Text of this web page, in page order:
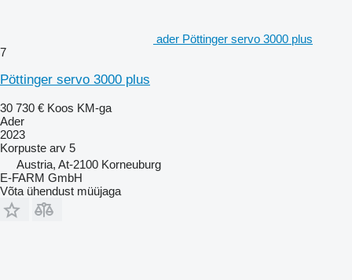
ader Pöttinger servo 3000 plus
7
Pöttinger servo 3000 plus
30 730 € Koos KM-ga
Ader
2023
Korpuste arv 5
Austria, At-2100 Korneuburg
E-FARM GmbH
Võta ühendust müüjaga